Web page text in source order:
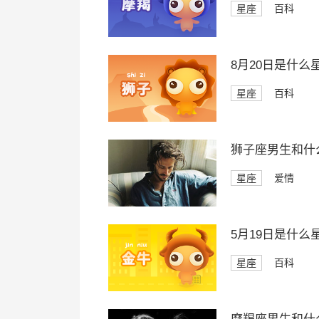
星座 百科
8月20日是什么
星座 百科
狮子座男生和什
星座 爱情
5月19日是什么
星座 百科